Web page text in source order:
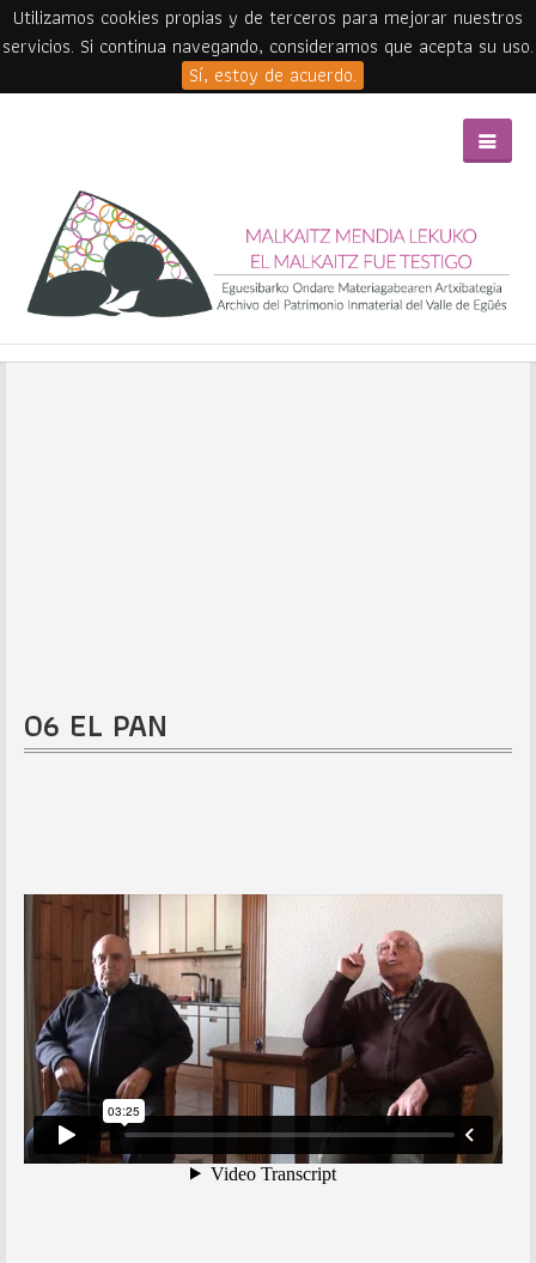
Utilizamos cookies propias y de terceros para mejorar nuestros
servicios. Si continua navegando, consideramos que acepta su uso.
Sí, estoy de acuerdo.
06 EL PAN